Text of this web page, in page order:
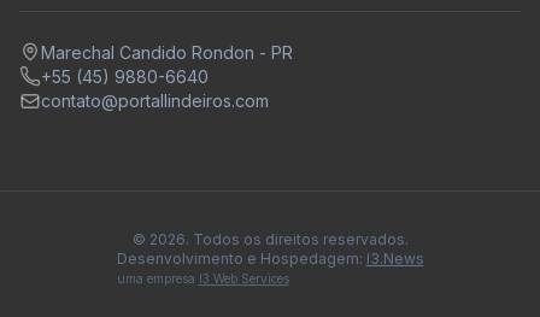
Marechal Candido Rondon - PR
+55 (45) 9880-6640
contato@portallindeiros.com
© 2026. Todos os direitos reservados.
Desenvolvimento e Hospedagem: